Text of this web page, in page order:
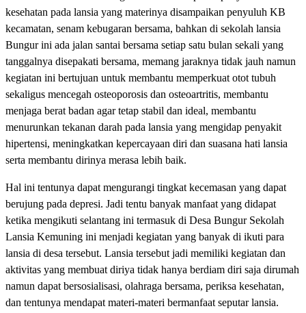
kesehatan pada lansia yang materinya disampaikan penyuluh KB
kecamatan, senam kebugaran bersama, bahkan di sekolah lansia
Bungur ini ada jalan santai bersama setiap satu bulan sekali yang
tanggalnya disepakati bersama, memang jaraknya tidak jauh namun
kegiatan ini bertujuan untuk membantu memperkuat otot tubuh
sekaligus mencegah osteoporosis dan osteoartritis, membantu
menjaga berat badan agar tetap stabil dan ideal, membantu
menurunkan tekanan darah pada lansia yang mengidap penyakit
hipertensi, meningkatkan kepercayaan diri dan suasana hati lansia
serta membantu dirinya merasa lebih baik.
Hal ini tentunya dapat mengurangi tingkat kecemasan yang dapat
berujung pada depresi. Jadi tentu banyak manfaat yang didapat
ketika mengikuti selantang ini termasuk di Desa Bungur Sekolah
Lansia Kemuning ini menjadi kegiatan yang banyak di ikuti para
lansia di desa tersebut. Lansia tersebut jadi memiliki kegiatan dan
aktivitas yang membuat diriya tidak hanya berdiam diri saja dirumah
namun dapat bersosialisasi, olahraga bersama, periksa kesehatan,
dan tentunya mendapat materi-materi bermanfaat seputar lansia.